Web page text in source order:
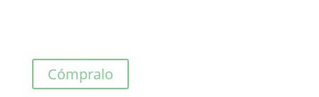
Cómpralo